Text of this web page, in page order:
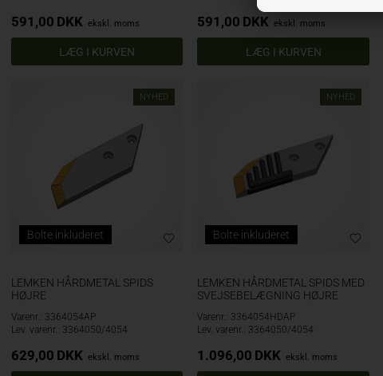
591,00 DKK ekskl. moms 591,00 DKK ekskl. moms
NYHED
Bolte inkluderet
LEMKEN HÅRDMETAL SPIDS
HØJRE
Varenr.: 3364054AP
Lev. varenr.: 3364050/4054
629,00 DKK ekskl. moms
NYHED
Bolte inkluderet
LEMKEN HÅRDMETAL SPIDS MED
SVEJSEBELÆGNING HØJRE
Varenr.: 3364054HDAP
Lev. varenr.: 3364050/4054
1.096,00 DKK ekskl. moms